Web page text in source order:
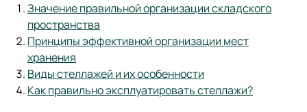
Значение правильной организации складского
пространства
Принципы эффективной организации мест
хранения
Виды стеллажей и их особенности
Как правильно эксплуатировать стеллажи?